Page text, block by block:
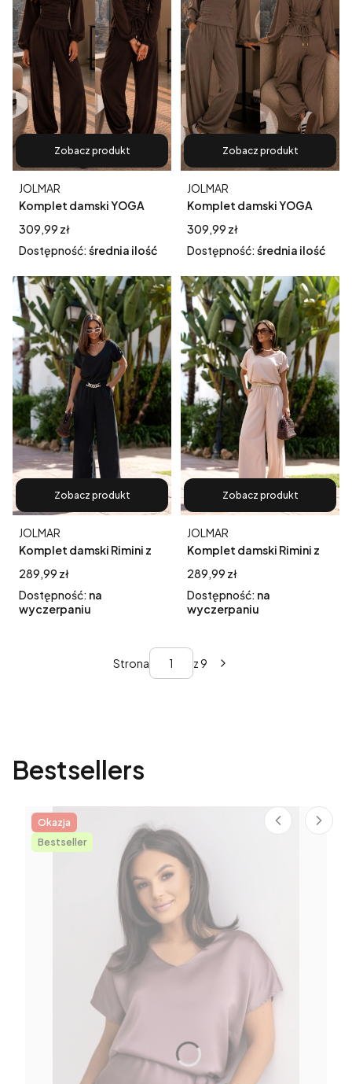
Zobacz produkt
Komplet damski YOGA
efektownym wiązaniem i
spodnie typu pumpy
Producent
JOLMAR
Cena
309,99 zł
Dostępność: średnia ilość
Zobacz produkt
Komplet damski YOGA
efektownym wiązaniem i
spodnie typu pumpy
Producent
JOLMAR
Cena
309,99 zł
Dostępność: średnia ilość
Zobacz produkt
Komplet damski Rimini z
bluzka + spodnie czarny
Producent
JOLMAR
Cena
289,99 zł
Dostępność: na
wyczerpaniu
Zobacz produkt
Komplet damski Rimini z
bluzka + spodnie beż
Producent
JOLMAR
Cena
289,99 zł
Dostępność: na
wyczerpaniu
Strona z 9
Bestsellers
Okazja
Bestseller